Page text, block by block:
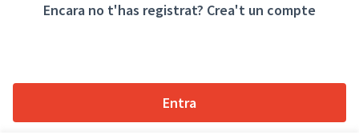
Encara no t'has registrat? Crea't un compte
Entra